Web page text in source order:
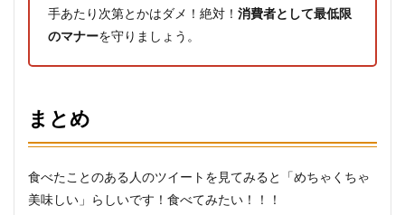
手あたり次第とかはダメ！絶対！ 消費者として最低限
のマナーを守りましょう。
まとめ
食べたことのある人のツイートを見てみると「めちゃくちゃ
美味しい」らしいです！食べてみたい！！！